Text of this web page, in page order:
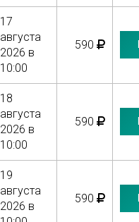
17
августа
2026 в
10:00
590
18
августа
2026 в
10:00
590
19
августа
2026 в
590